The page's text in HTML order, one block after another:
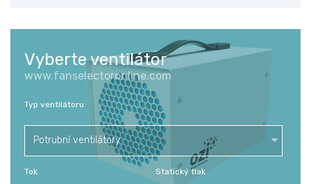
Vyberte ventilátor
www.fanselectoronline.com
Typ ventilátoru
Potrubní ventilátory
Tok Statický tlak